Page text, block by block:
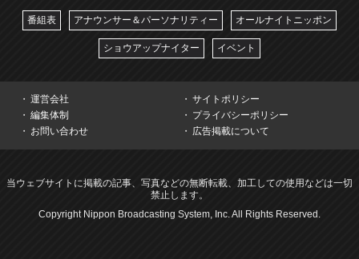
番組表 アナウンサー＆パーソナリティー オールナイトニッポン
ショウアップナイター イベント
運営会社
サイトポリシー
編集体制
プライバシーポリシー
お問い合わせ
広告掲載について
当ウェブサイトに掲載の記事、写真などの無断転載、加工しての使用などは一切
禁止します。
Copyright Nippon Broadcasting System, Inc. All Rights Reserved.